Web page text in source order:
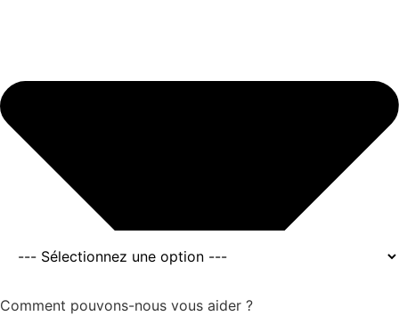
Comment pouvons-nous vous aider ?